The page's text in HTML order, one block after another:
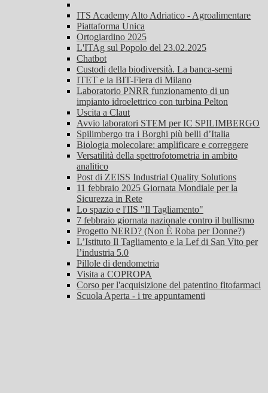
ITS Academy Alto Adriatico - Agroalimentare
Piattaforma Unica
Ortogiardino 2025
L'ITAg sul Popolo del 23.02.2025
Chatbot
Custodi della biodiversità. La banca-semi
ITET e la BIT-Fiera di Milano
Laboratorio PNRR funzionamento di un
impianto idroelettrico con turbina Pelton
Uscita a Claut
Avvio laboratori STEM per IC SPILIMBERGO
Spilimbergo tra i Borghi più belli d’Italia
Biologia molecolare: amplificare e correggere
Versatilità della spettrofotometria in ambito
analitico
Post di ZEISS Industrial Quality Solutions
11 febbraio 2025 Giornata Mondiale per la
Sicurezza in Rete
Lo spazio e l'IIS "Il Tagliamento"
7 febbraio giornata nazionale contro il bullismo
Progetto NERD? (Non È Roba per Donne?)
L’Istituto Il Tagliamento e la Lef di San Vito per
l’industria 5.0
Pillole di dendometria
Visita a COPROPA
Corso per l'acquisizione del patentino fitofarmaci
Scuola Aperta - i tre appuntamenti